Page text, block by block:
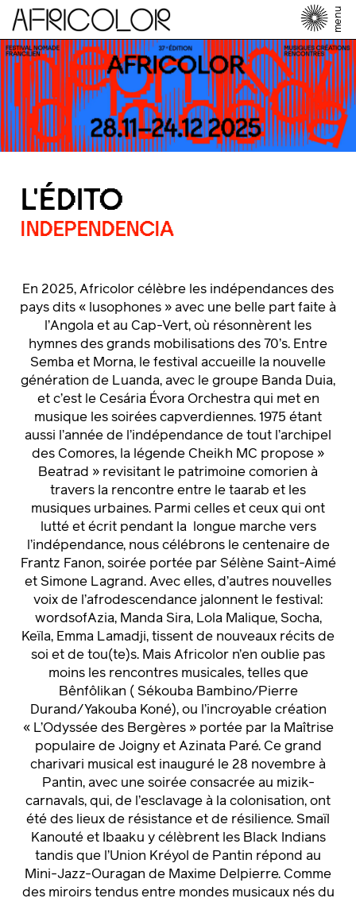
menu
L'ÉDITO
INDEPENDENCIA
En 2025, Africolor célèbre les indépendances des
pays dits « lusophones » avec une belle part faite à
l’Angola et au Cap-Vert, où résonnèrent les
hymnes des grands mobilisations des 70’s. Entre
Semba et Morna, le festival accueille la nouvelle
génération de Luanda, avec le groupe Banda Duia,
et c’est le Cesária Évora Orchestra qui met en
musique les soirées capverdiennes. 1975 étant
aussi l’année de l’indépendance de tout l’archipel
des Comores, la légende Cheikh MC propose »
Beatrad » revisitant le patrimoine comorien à
travers la rencontre entre le taarab et les
musiques urbaines. Parmi celles et ceux qui ont
lutté et écrit pendant la longue marche vers
l’indépendance, nous célébrons le centenaire de
Frantz Fanon, soirée portée par Sélène Saint-Aimé
et Simone Lagrand. Avec elles, d’autres nouvelles
voix de l’afrodescendance jalonnent le festival:
wordsofAzia, Manda Sira, Lola Malique, Socha,
Keïla, Emma Lamadji, tissent de nouveaux récits de
soi et de tou(te)s. Mais Africolor n’en oublie pas
moins les rencontres musicales, telles que
Bênfôlikan ( Sékouba Bambino/Pierre
Durand/Yakouba Koné), ou l’incroyable création
« L’Odyssée des Bergères » portée par la Maîtrise
populaire de Joigny et Azinata Paré. Ce grand
charivari musical est inauguré le 28 novembre à
Pantin, avec une soirée consacrée au mizik-
carnavals, qui, de l’esclavage à la colonisation, ont
été des lieux de résistance et de résilience. Smaïl
Kanouté et Ibaaku y célèbrent les Black Indians
tandis que l’Union Kréyol de Pantin répond au
Mini-Jazz-Ouragan de Maxime Delpierre. Comme
des miroirs tendus entre mondes musicaux nés du